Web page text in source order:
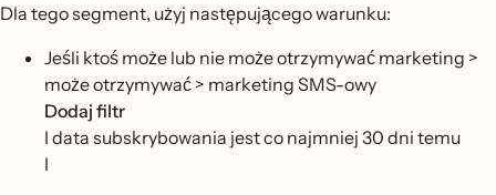
Dla tego segment, użyj następującego warunku:
Jeśli ktoś może lub nie może otrzymywać marketing >
może otrzymywać > marketing SMS-owy
Dodaj filtr
I data subskrybowania jest co najmniej 30 dni temu
I